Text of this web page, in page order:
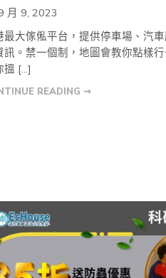
月 9, 2023
最大傢俬平台，提供停車場、汽
訊。禁一個制，地圖會教你點樣
搵 […]
READING ➞